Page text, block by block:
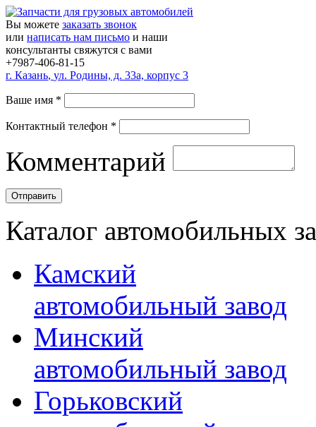
Вы можете заказать звонок
или написать нам письмо и наши
консультанты свяжутся с вами
+7987-406-81-15
г. Казань, ул. Родины, д. 33а, корпус 3
Ваше имя *
Контактный телефон *
Комментарий
Каталог автомобильных
Камский
автомобильный завод
Минский
автомобильный завод
Горьковский